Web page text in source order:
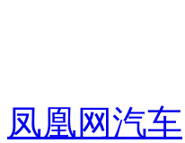
凤凰网汽车